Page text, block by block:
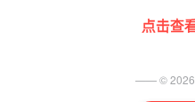
点击查
—— ©2026